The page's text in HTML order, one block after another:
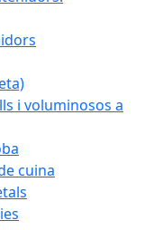
i voluminosos a
cuina